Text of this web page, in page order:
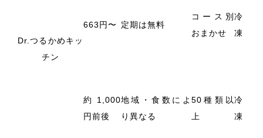
Dr.つるかめキッ
チン
663円〜 定期は無料
コース別
おまかせ
冷
凍
約1,000
円前後
地域・食数によ
り異なる
50種類以
上
冷
凍